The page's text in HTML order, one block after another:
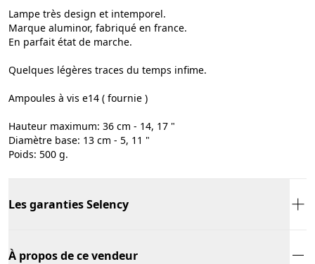
Lampe très design et intemporel.
Marque aluminor, fabriqué en france.
En parfait état de marche.
Quelques légères traces du temps infime.
Ampoules à vis e14 ( fournie )
Hauteur maximum: 36 cm - 14, 17 "
Diamètre base: 13 cm - 5, 11 "
Poids: 500 g.
Les garanties Selency
À propos de ce vendeur